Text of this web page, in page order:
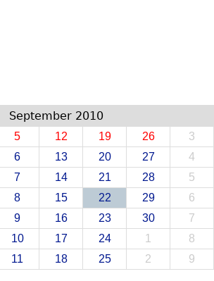
September 2010
5 12 19 26 3
6 13 20 27 4
7 14 21 28 5
8 15 22 29 6
9 16 23 30 7
10 17 24 1 8
11 18 25 2 9